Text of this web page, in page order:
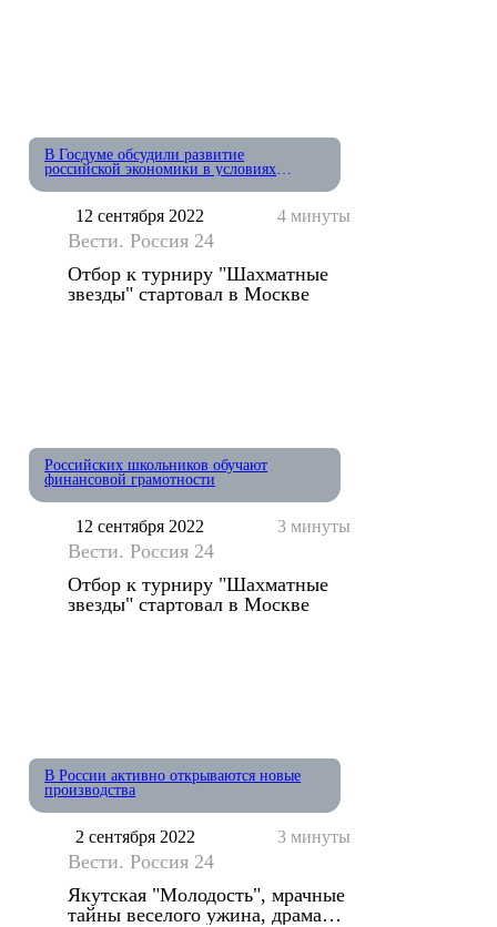
В Госдуме обсудили развитие
российской экономики в условиях
12 сентября 2022 4 минуты
Вести. Россия 24
Отбор к турниру "Шахматные
звезды" стартовал в Москве
Российских школьников обучают
финансовой грамотности
12 сентября 2022 3 минуты
Вести. Россия 24
Отбор к турниру "Шахматные
звезды" стартовал в Москве
В России активно открываются новые
производства
2 сентября 2022 3 минуты
Вести. Россия 24
Якутская "Молодость", мрачные
тайны веселого ужина, драма